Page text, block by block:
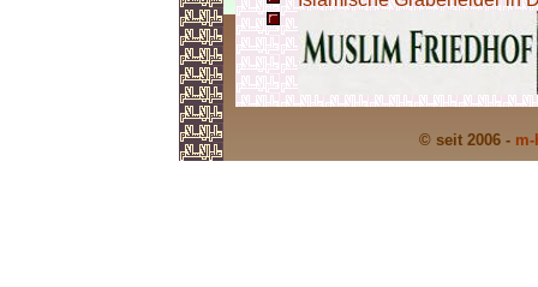
© seit 2006 -